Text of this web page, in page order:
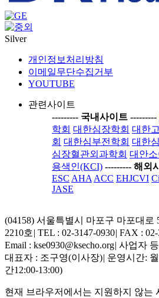
Silver
개인정보처리방침
이메일무단수집거부
YOUTUBE
관련사이트
--------- 국내사이트 ---------
학회 대한심장학회 대한
회 대한심부전학회 대한
심장혈관외과학회 대안소
용색인(KCI) --------- 해외
ESC AHA ACC EHJCVI
JASE
(04158) 서울특별시 마포구 마포대로
2210호 | TEL : 02-3147-0930| FAX : 02-
Email : kse0930@ksecho.org| 사업자
대표자 : 조구영(이사장)| 운영시간:
간12:00-13:00)
현재 브라우저에서는 지원하지 않는